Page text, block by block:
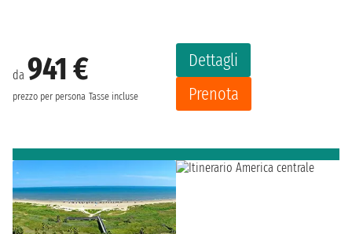
da 941 €
prezzo per persona Tasse incluse
Dettagli
Prenota